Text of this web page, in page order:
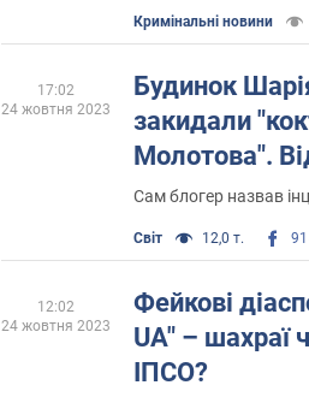
Кримінальні новини
Будинок
закидали
Молотова".
Сам блогер назвав
Світ 12,0 т.
17:02
24 жовтня 2023
Фейкові
UA" – шахраї
ІПСО?
12:02
24 жовтня 2023